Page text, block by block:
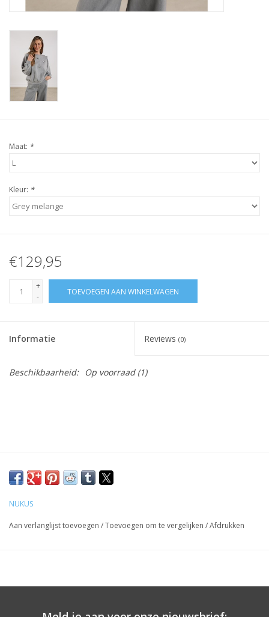
Maat: *
Kleur: *
€129,95
+
-
TOEVOEGEN AAN WINKELWAGEN
Informatie Reviews (0)
Beschikbaarheid: Op voorraad(1)
NUKUS
Aan verlanglijst toevoegen /Toevoegen om te vergelijken /Afdrukken